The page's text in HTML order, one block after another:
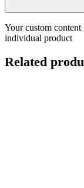
Your custom content
individual product
Related